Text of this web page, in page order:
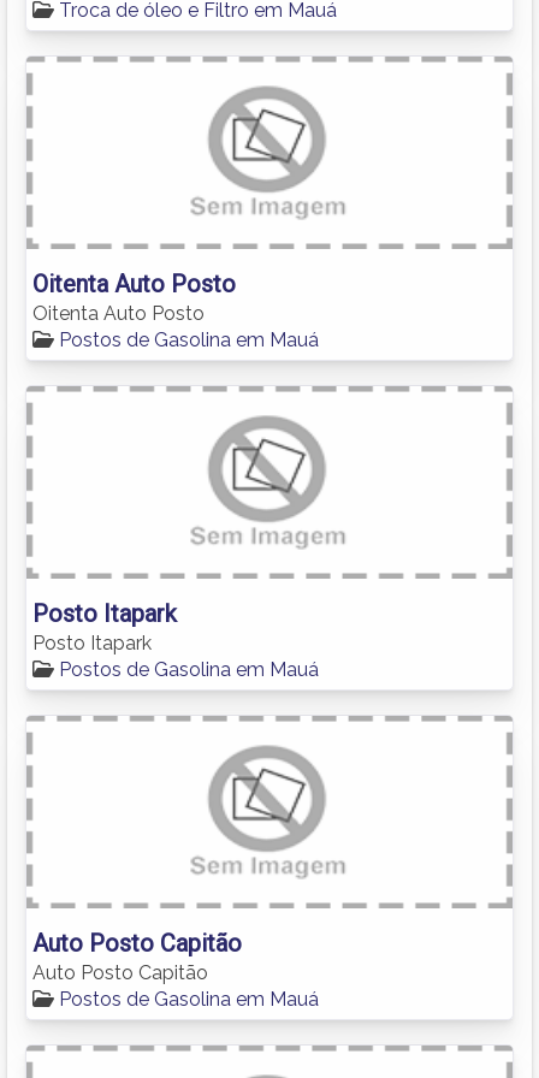
Troca de óleo e Filtro em Mauá
Oitenta Auto Posto
Oitenta Auto Posto
Postos de Gasolina em Mauá
Posto Itapark
Posto Itapark
Postos de Gasolina em Mauá
Auto Posto Capitão
Auto Posto Capitão
Postos de Gasolina em Mauá